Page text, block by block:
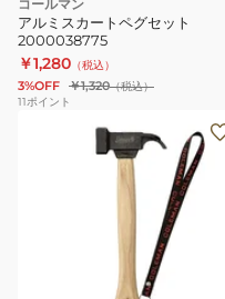
ッ
ト
2000038775
コールマン
アルミスカートペグセット
2000038775
￥1,280 （税込）
3%OFF ￥1,320（税込）
11ポイント